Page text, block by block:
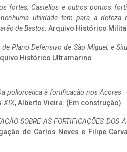
fortes, Castellos e outros pontos
utilidade tem para a defeza
de Bastos. Arquivo Histórico
Plano Defensivo de São Miguel, e
Histórico Ultramarino
poliorcética à fortificação nos Açores
XIX, Alberto Vieira. (Em construção)
SOBRE AS FORTIFICAÇÕES DOS
de Carlos Neves e Filipe